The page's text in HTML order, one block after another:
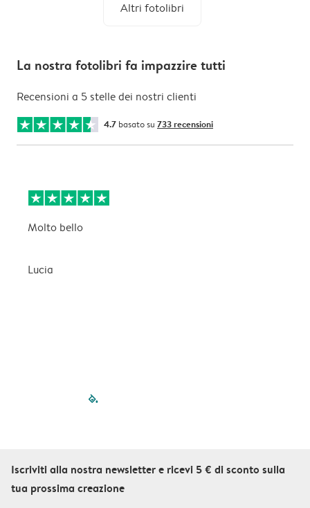
Altri fotolibri
La nostra fotolibri fa impazzire tutti
Recensioni a 5 stelle dei nostri clienti
4.7 basato su 733 recensioni
Molto bello
Lucia
filled-pagination
Iscriviti alla nostra newsletter e ricevi 5 € di sconto sulla
tua prossima creazione